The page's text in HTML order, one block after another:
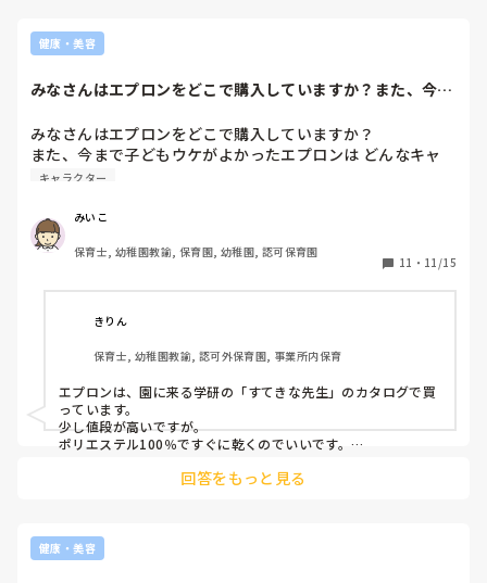
健康・美容
みなさんはエプロンをどこで購入していますか？また、今ま
みなさんはエプロンをどこで購入していますか？
また、今まで子どもウケがよかったエプロンは どんなキャ
ラクター(or デザイン)でしたか？(^^)
キャラクター
みいこ
保育士, 幼稚園教諭, 保育園, 幼稚園, 認可保育園
11 ・ 11/15
きりん
保育士, 幼稚園教諭, 認可外保育園, 事業所内保育
エプロンは、園に来る学研の「すてきな先生」のカタログで買
っています。
少し値段が高いですが。
ポリエステル100％ですぐに乾くのでいいです。
者からも人気でした！回答をもっと見る
健康・美容